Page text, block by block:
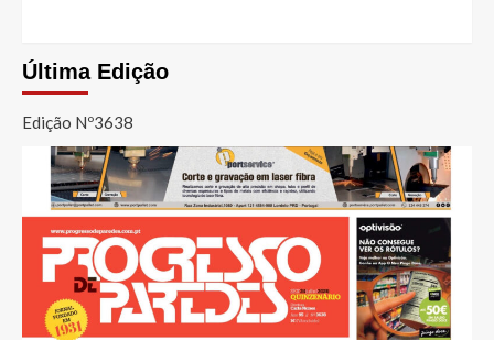
Última Edição
Edição Nº3638